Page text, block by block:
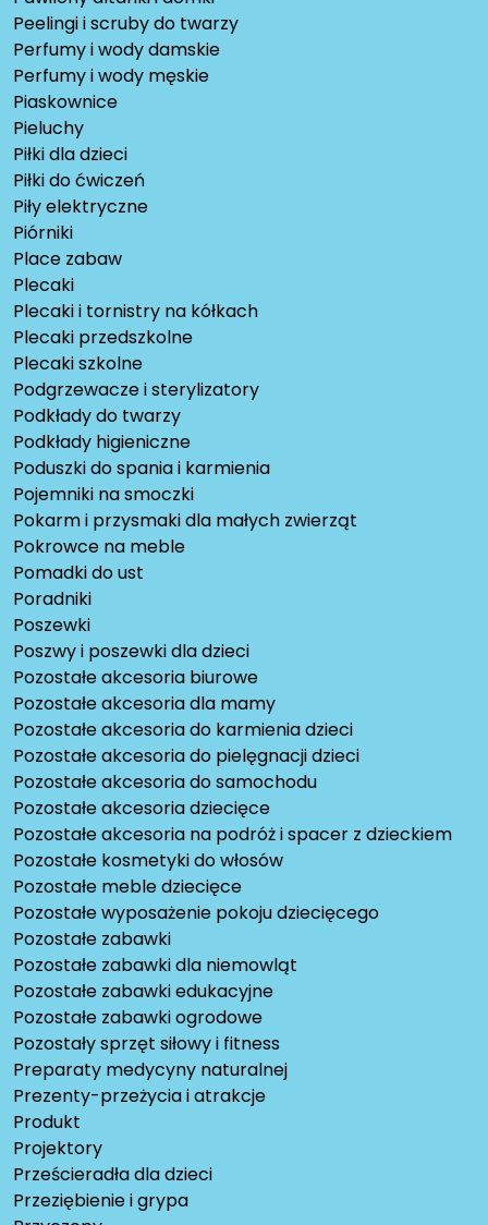
Peelingi i scruby do twarzy
Perfumy i wody damskie
Perfumy i wody męskie
Piaskownice
Pieluchy
Piłki dla dzieci
Piłki do ćwiczeń
Piły elektryczne
Piórniki
Place zabaw
Plecaki
Plecaki i tornistry na kółkach
Plecaki przedszkolne
Plecaki szkolne
Podgrzewacze i sterylizatory
Podkłady do twarzy
Podkłady higieniczne
Poduszki do spania i karmienia
Pojemniki na smoczki
Pokarm i przysmaki dla małych zwierząt
Pokrowce na meble
Pomadki do ust
Poradniki
Poszewki
Poszwy i poszewki dla dzieci
Pozostałe akcesoria biurowe
Pozostałe akcesoria dla mamy
Pozostałe akcesoria do karmienia dzieci
Pozostałe akcesoria do pielęgnacji dzieci
Pozostałe akcesoria do samochodu
Pozostałe akcesoria dziecięce
Pozostałe akcesoria na podróż i spacer z dzieckiem
Pozostałe kosmetyki do włosów
Pozostałe meble dziecięce
Pozostałe wyposażenie pokoju dziecięcego
Pozostałe zabawki
Pozostałe zabawki dla niemowląt
Pozostałe zabawki edukacyjne
Pozostałe zabawki ogrodowe
Pozostały sprzęt siłowy i fitness
Preparaty medycyny naturalnej
Prezenty-przeżycia i atrakcje
Produkt
Projektory
Prześcieradła dla dzieci
Przeziębienie i grypa